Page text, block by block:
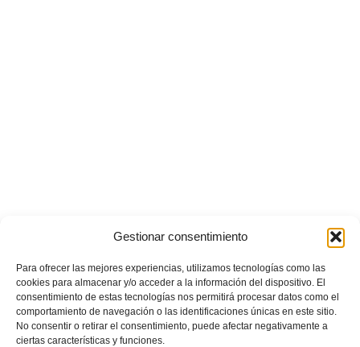
Gestionar consentimiento
Para ofrecer las mejores experiencias, utilizamos tecnologías como las
cookies para almacenar y/o acceder a la información del dispositivo. El
consentimiento de estas tecnologías nos permitirá procesar datos como el
comportamiento de navegación o las identificaciones únicas en este sitio.
No consentir o retirar el consentimiento, puede afectar negativamente a
ciertas características y funciones.